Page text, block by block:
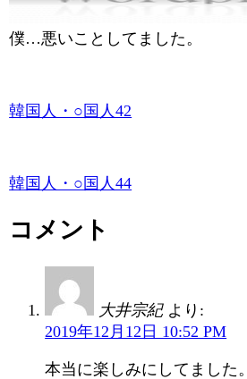
僕…悪いことしてました。
韓国人・○国人42
韓国人・○国人44
コメント
大井宗紀 より:
2019年12月12日 10:52 PM
本当に楽しみにしてました。